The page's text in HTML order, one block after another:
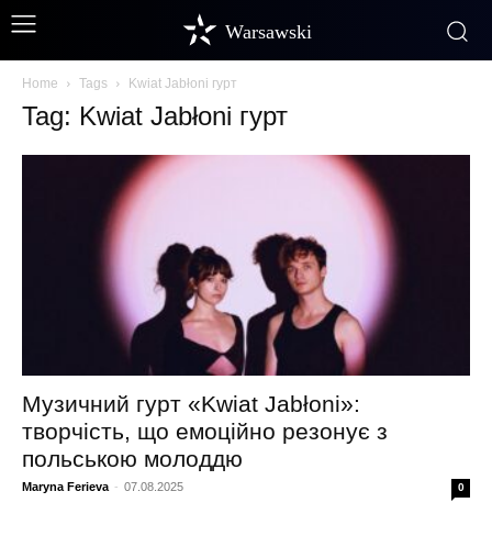
Warsawski
Home Tags Kwiat Jabłoni гурт
Tag: Kwiat Jabłoni гурт
Музичний гурт «Kwiat Jabłoni»:
творчість, що емоційно резонує з
польською молоддю
Maryna Ferieva - 07.08.2025 0